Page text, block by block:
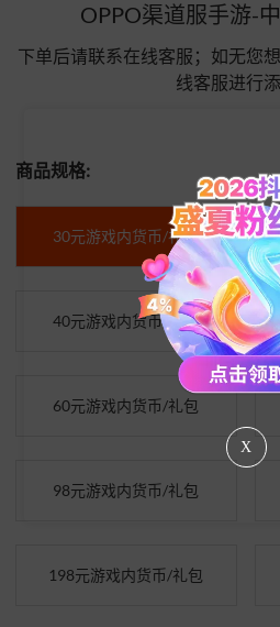
OPPO渠道服手游-
下单后请联系在线客服；如无您
线客服进行添
商品规格:
30元游戏内货币/礼包
40元游戏内货币/礼包
60元游戏内货币/礼包
98元游戏内货币/礼包
198元游戏内货币/礼包
X